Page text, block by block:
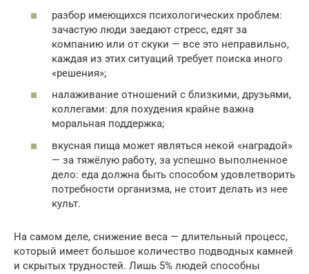
разбор имеющихся психологических проблем:
зачастую люди заедают стресс, едят за
компанию или от скуки — все это неправильно,
каждая из этих ситуаций требует поиска иного
«решения»;
налаживание отношений с близкими, друзьями,
коллегами: для похудения крайне важна
моральная поддержка;
вкусная пища может являться некой «наградой»
— за тяжёлую работу, за успешно выполненное
дело: еда должна быть способом удовлетворить
потребности организма, не стоит делать из нее
культ.
На самом деле, снижение веса — длительный процесс,
который имеет большое количество подводных камней
и скрытых трудностей. Лишь 5% людей способны